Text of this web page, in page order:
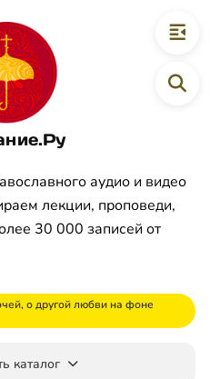
аудио и видео
лекции, проповеди,
30 000 записей от
о другой любви на фоне
каталог